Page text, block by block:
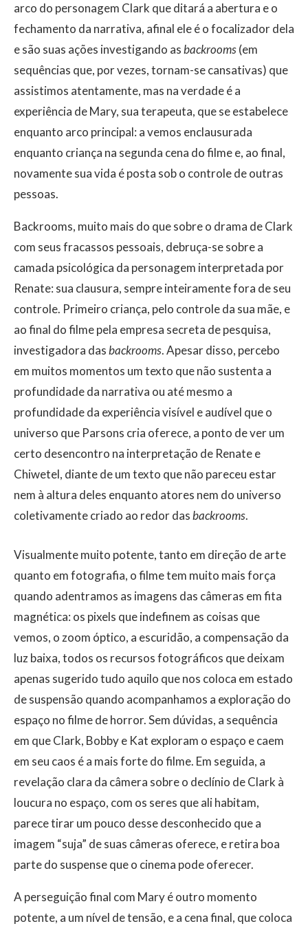
arco do personagem Clark que ditará a abertura e o
fechamento da narrativa, afinal ele é o focalizador dela
e são suas ações investigando asbackrooms(em
sequências que, por vezes, tornam-se cansativas) que
assistimos atentamente, mas na verdade é a
experiência de Mary, sua terapeuta, que se estabelece
enquanto arco principal: a vemos enclausurada
enquanto criança na segunda cena do filme e, ao final,
novamente sua vida é posta sob o controle de outras
pessoas.
Backrooms, muito mais do que sobre o drama de Clark
com seus fracassos pessoais, debruça-se sobre a
camada psicológica da personagem interpretada por
Renate: sua clausura, sempre inteiramente fora de seu
controle. Primeiro criança, pelo controle da sua mãe, e
ao final do filme pela empresa secreta de pesquisa,
investigadora dasbackrooms. Apesar disso, percebo
em muitos momentos um texto que não sustenta a
profundidade da narrativa ou até mesmo a
profundidade da experiência visível e audível que o
universo que Parsons cria oferece, a ponto de ver um
certo desencontro na interpretação de Renate e
Chiwetel, diante de um texto que não pareceu estar
nem à altura deles enquanto atores nem do universo
coletivamente criado ao redor dasbackrooms.
Visualmente muito potente, tanto em direção de arte
quanto em fotografia, o filme tem muito mais força
quando adentramos as imagens das câmeras em fita
magnética: os pixels que indefinem as coisas que
vemos, o zoom óptico, a escuridão, a compensação da
luz baixa, todos os recursos fotográficos que deixam
apenas sugerido tudo aquilo que nos coloca em estado
de suspensão quando acompanhamos a exploração do
espaço no filme de horror. Sem dúvidas, a sequência
em que Clark, Bobby e Kat exploram o espaço e caem
em seu caos é a mais forte do filme. Em seguida, a
revelação clara da câmera sobre o declínio de Clark à
loucura no espaço, com os seres que ali habitam,
parece tirar um pouco desse desconhecido que a
imagem “suja” de suas câmeras oferece, e retira boa
parte do suspense que o cinema pode oferecer.
A perseguição final com Mary é outro momento
potente, a um nível de tensão, e a cena final, que coloca